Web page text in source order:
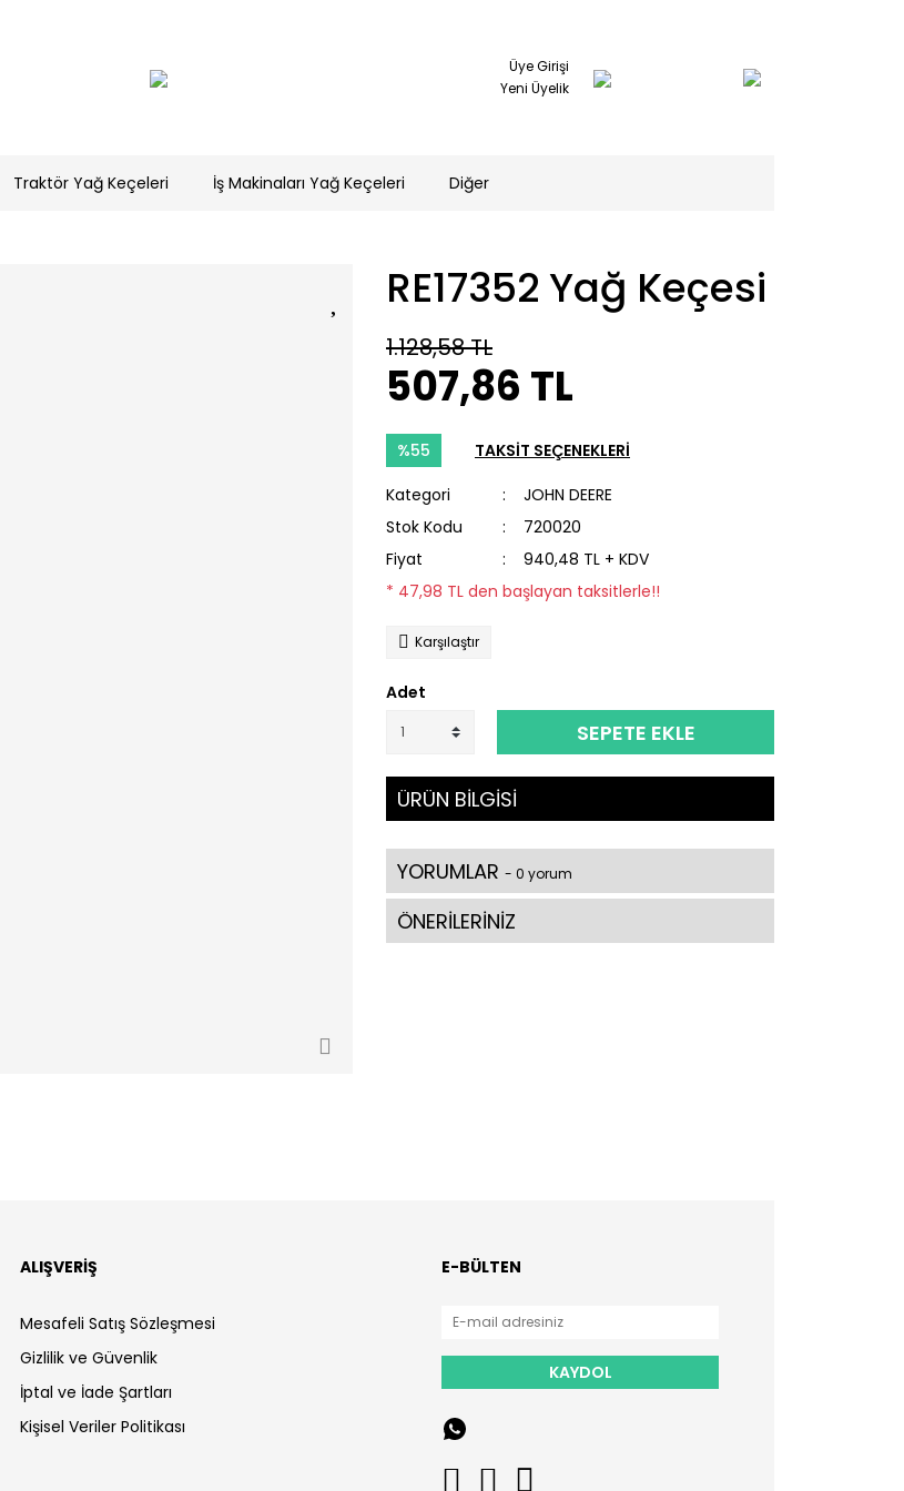
Üye Girişi
Yeni Üyelik
Traktör Yağ Keçeleri İş Makinaları Yağ Keçeleri Diğer
RE17352 Yağ Keçesi
1.128,58 TL
507,86 TL
%55 TAKSİT SEÇENEKLERİ
Kategori
JOHN DEERE
Stok Kodu
720020
Fiyat
940,48 TL + KDV
* 47,98 TL den başlayan taksitlerle!!
Karşılaştır
Adet
SEPETE EKLE
ÜRÜN BİLGİSİ
YORUMLAR - 0 yorum
ÖNERİLERİNİZ
ALIŞVERİŞ
Mesafeli Satış Sözleşmesi
Gizlilik ve Güvenlik
İptal ve İade Şartları
Kişisel Veriler Politikası
E-BÜLTEN
KAYDOL